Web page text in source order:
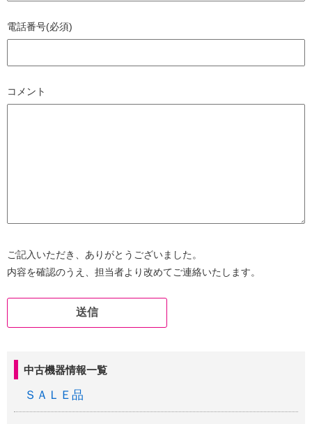
中古機器情報一覧
ＳＡＬＥ品
電話番号(必須)
コメント
ご記入いただき、ありがとうございました。
内容を確認のうえ、担当者より改めてご連絡いたします。